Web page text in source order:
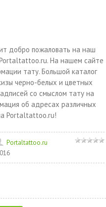
добро пожаловать на наш
На нашем сайте
тату. Большой каталог
черно-белых и цветных
со смыслом тату на
об адресах различных
Portaltattoo.ru!
Portaltattoo.ru